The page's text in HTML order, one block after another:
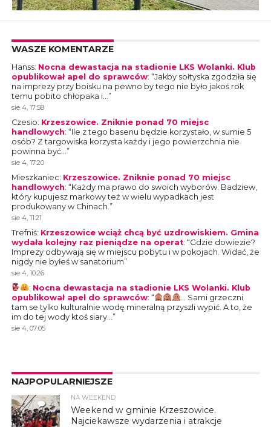
WASZE KOMENTARZE
Hanss: Nocna dewastacja na stadionie LKS Wolanki. Klub
opublikował apel do sprawców: “Jakby sołtyska zgodziła się
na imprezy przy boisku na pewno by tego nie było jakoś rok
temu pobito chłopaka i… ”
sie 4, 17:58
Czesio: Krzeszowice. Zniknie ponad 70 miejsc
handlowych: “Ile z tego basenu będzie korzystało, w sumie 5
osób? Z targowiska korzysta każdy i jego powierzchnia nie
powinna być… ”
sie 4, 17:20
Mieszkaniec: Krzeszowice. Zniknie ponad 70 miejsc
handlowych: “Każdy ma prawo do swoich wyborów. Badziew,
który kupujesz markowy też w wielu wypadkach jest
produkowany w Chinach. ”
sie 4, 11:21
Trefniś: Krzeszowice wciąż chcą być uzdrowiskiem. Gmina
wydała kolejny raz pieniądze na operat: “Gdzie dowiezie?
Imprezy odbywają się w miejscu pobytu i w pokojach. Widać, że
nigdy nie byłeś w sanatorium”
sie 4, 10:26
: Nocna dewastacja na stadionie LKS Wolanki. Klub
opublikował apel do sprawców: “
… Sami grzeczni
tam se tylko kulturalnie wodę mineralną przyszli wypić. A to, że
im do tej wody ktoś siary… ”
sie 4, 07:05
NAJPOPULARNIEJSZE
4
NA WEEKEND
Weekend w gminie Krzeszowice.
Najciekawsze wydarzenia i atrakcje